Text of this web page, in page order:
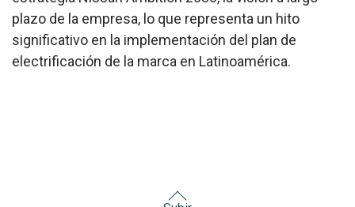
plazo de la empresa, lo que representa un hito
significativo en la implementación del plan de
electrificación de la marca en Latinoamérica.